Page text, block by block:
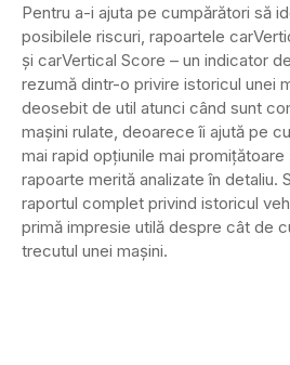
Pentru a-i ajuta pe cumpărători să
posibilele riscuri, rapoartele
și carVertical Score – un indicator
rezumă dintr-o privire istoricul unei
deosebit de util atunci când sunt
mașini rulate, deoarece îi ajută pe
mai rapid opțiunile mai
rapoarte merită analizate în detaliu.
raportul complet privind istoricul
primă impresie utilă despre cât de
trecutul unei mașini.